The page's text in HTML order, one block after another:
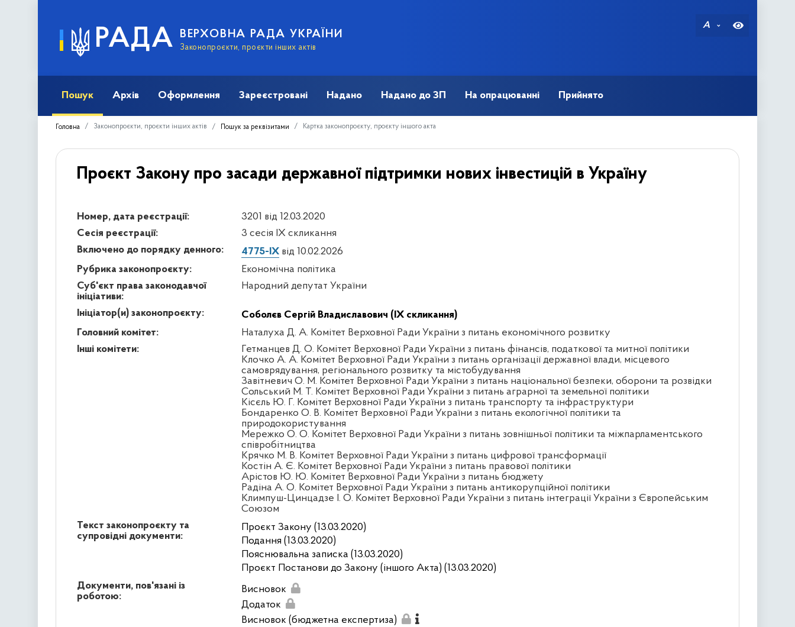
РАДА ВЕРХОВНА РАДА УКРАЇНИ
Законопроєкти, проєкти інших актів
A
Пошук Архів Оформлення Зареєстровані Надано Надано до ЗП На опрацюванні Прийнято
Головна Законопроєкти, проєкти інших актів Пошук за реквізитами Картка законопроєкту, проєкту іншого акта
Проєкт Закону про засади державної підтримки нових інвестицій в Україну
Номер, дата реєстрації:
3201 від 12.03.2020
Сесія реєстрації:
3 сесія IX скликання
Включено до порядку денного:
4775-IX від 10.02.2026
Рубрика законопроєкту:
Економічна політика
Суб'єкт права законодавчої
ініціативи:
Народний депутат України
Ініціатор(и) законопроєкту:
Соболєв Сергій Владиславович (IX скликання)
Головний комітет:
Наталуха Д. А. Комітет Верховної Ради України з питань економічного розвитку
Інші комітети:
Гетманцев Д. О. Комітет Верховної Ради України з питань фінансів, податкової та митної політики
Клочко А. А. Комітет Верховної Ради України з питань організації державної влади, місцевого
самоврядування, регіонального розвитку та містобудування
Завітневич О. М. Комітет Верховної Ради України з питань національної безпеки, оборони та розвідки
Сольський М. Т. Комітет Верховної Ради України з питань аграрної та земельної політики
Кісєль Ю. Г. Комітет Верховної Ради України з питань транспорту та інфраструктури
Бондаренко О. В. Комітет Верховної Ради України з питань екологічної політики та
природокористування
Мережко О. О. Комітет Верховної Ради України з питань зовнішньої політики та міжпарламентського
співробітництва
Крячко М. В. Комітет Верховної Ради України з питань цифрової трансформації
Костін А. Є. Комітет Верховної Ради України з питань правової політики
Арістов Ю. Ю. Комітет Верховної Ради України з питань бюджету
Радіна А. О. Комітет Верховної Ради України з питань антикорупційної політики
Климпуш-Цинцадзе І. О. Комітет Верховної Ради України з питань інтеграції України з Європейським
Союзом
Текст законопроєкту та
супровідні документи:
Проєкт Закону (13.03.2020)
Подання (13.03.2020)
Пояснювальна записка (13.03.2020)
Проєкт Постанови до Закону (іншого Акта) (13.03.2020)
Документи, пов'язані із
роботою:
Висновок
Додаток
Висновок (бюджетна експертиза)